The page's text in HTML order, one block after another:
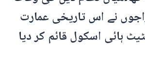
نے اس تاریخی عمارت
ہائی اسکول قائم کر دیا